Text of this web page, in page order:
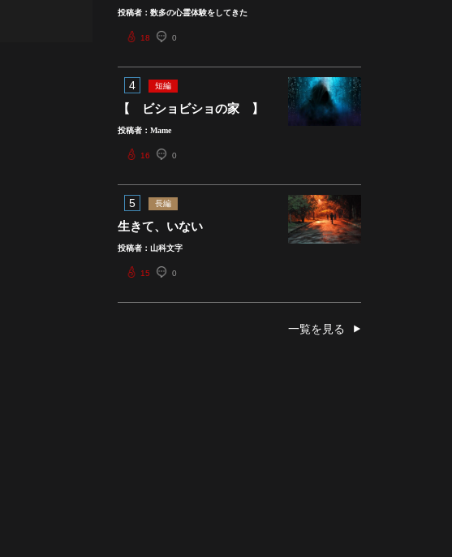
投稿者：数多の心霊体験をしてきた
18 0
4 短編
【 ビショビショの家 】
投稿者：Mame
16 0
5 長編
生きて、いない
投稿者：山科文字
15 0
一覧を見る